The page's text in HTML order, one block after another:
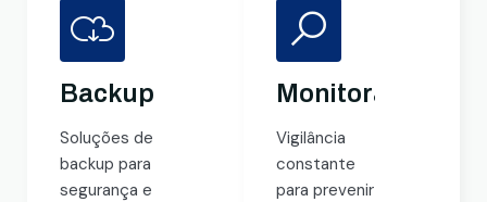
Backup
Soluções de
backup para
segurança e
Monitoramento
Vigilância
constante
para prevenir